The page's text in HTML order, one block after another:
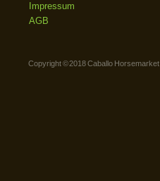
Impressum
AGB
Copyright © 2018 Caballo Horsemarket